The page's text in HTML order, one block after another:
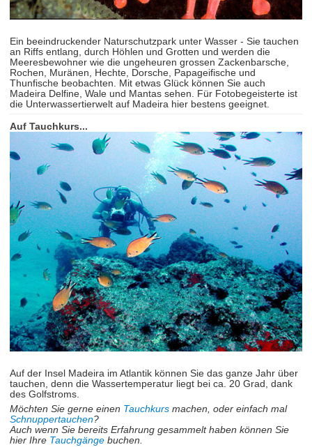
Ein beeindruckender Naturschutzpark unter Wasser - Sie tauchen
an Riffs entlang, durch Höhlen und Grotten und werden die
Meeresbewohner wie die ungeheuren grossen Zackenbarsche,
Rochen, Muränen, Hechte, Dorsche, Papageifische und
Thunfische beobachten. Mit etwas Glück können Sie auch
Madeira Delfine, Wale und Mantas sehen. Für Fotobegeisterte ist
die Unterwassertierwelt auf Madeira hier bestens geeignet.
Auf Tauchkurs...
Auf der Insel Madeira im Atlantik können Sie das ganze Jahr über
tauchen, denn die Wassertemperatur liegt bei ca. 20 Grad, dank
des Golfstroms.
Möchten Sie gerne einen Tauchkurs machen, oder einfach mal
Schnuppertauchen?
Auch wenn Sie bereits Erfahrung gesammelt haben können Sie
hier Ihre Tauchgänge buchen.